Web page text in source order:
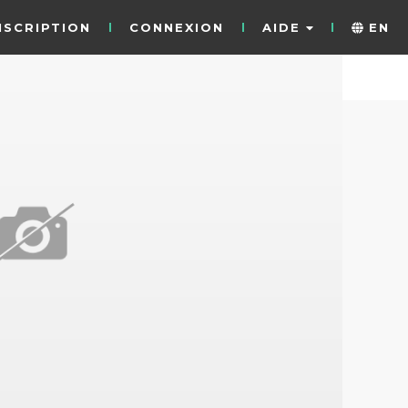
CONNEXION AIDE EN